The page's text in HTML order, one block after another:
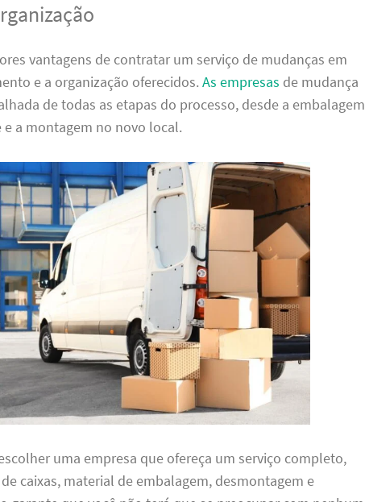
vantagens de contratar um serviço de mudanças em
e a organização oferecidos.As empresas de mudança
de todas as etapas do processo, desde a embalagem
a montagem no novo local.
uma empresa que ofereça um serviço completo,
caixas, material de embalagem, desmontagem e